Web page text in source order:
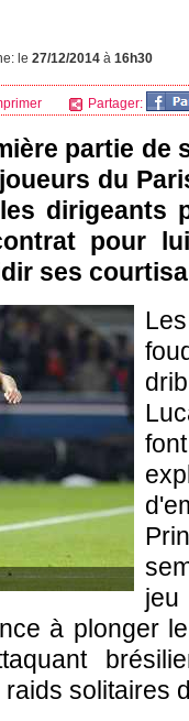
le 27/12/2014 à 16h30
Partager:
partie de
du
dirigeants
pour
ses
à plonger
solitaires